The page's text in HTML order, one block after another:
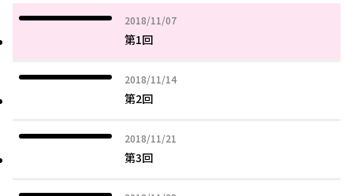
2018/11/07
2018年11月07日
第1回
2018/11/14
2018年11月14日
第2回
2018/11/21
2018年11月21日
第3回